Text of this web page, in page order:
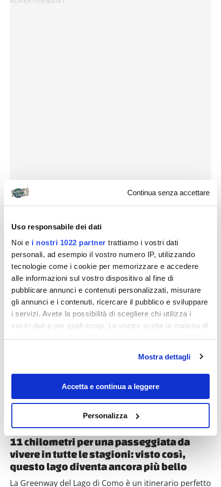
Continua senza accettare
Uso responsabile dei dati
Noi e i nostri 1022 partner trattiamo i vostri dati
personali, ad esempio il vostro numero IP, utilizzando
tecnologie come i cookie per memorizzare e accedere
alle informazioni sul vostro dispositivo al fine di
pubblicare annunci e contenuti personalizzati, misurare
gli annunci e i contenuti, ricercare il pubblico e sviluppare
i servizi. Avete la possibilità di scegliere chi utilizza i
vostri dati e per quali scopi. Le vostre scelte in materia di
privacy sono applicabili solo su questa proprietà digitale
modificare o revocare il proprio consenso in qualsiasi
momento dalla Dichiarazione sui cookie o facendo clic
sull'icona di attivazione della privacy.
raccogliere informazioni sulla tua posizione
geografica, con un'approssimazione di qualche
metro,
Identificare il tuo dispositivo, scansionandolo
attivamente alla ricerca di caratteristiche specifiche
(impronte digitali).
Mostra dettagli
Accetta e continua a leggere
Personalizza
Destinazioni
11 chilometri per una passeggiata da
vivere in tutte le stagioni: visto così,
questo lago diventa ancora più bello
La Greenway del Lago di Como è un itinerario perfetto